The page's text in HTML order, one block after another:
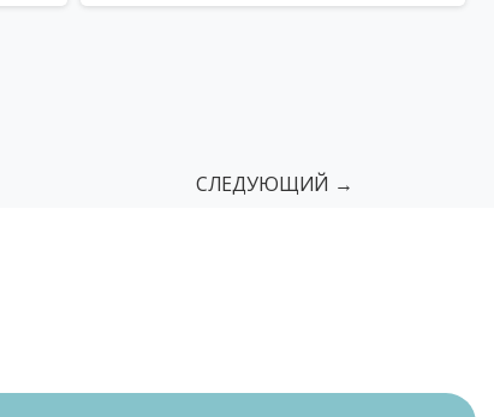
СЛЕДУЮЩИЙ →